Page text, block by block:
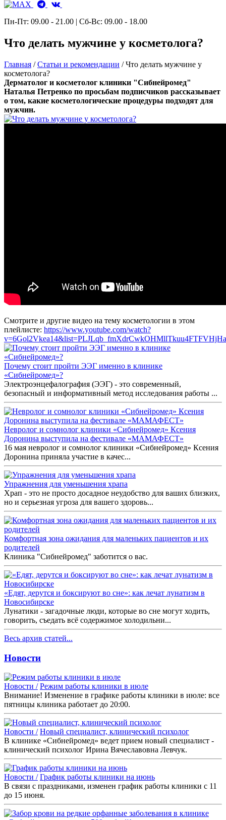
Пн-Пт: 09.00 - 21.00 | Сб-Вс: 09.00 - 18.00
Что делать мужчине у косметолога?
Главная /Статьи и рекомендации /Что делать мужчине у
косметолога?
Дерматолог и косметолог клиники "Сибнейромед"
Наталья Петренко по просьбам подписчиков рассказывает
о том, какие косметологические процедуры подходят для
мужчин.
Смотрите и другие видео на тему косметологии в этом
плейлисте: https://www.youtube.com/watch?
Почему стоит пройти ЭЭГ именно в клинике
«Сибнейромед»?
Электроэнцефалография (ЭЭГ) - это современный,
безопасный и информативный метод исследования работы ...
Невролог и сомнолог клиники «Сибнейромед» Ксения
Доронина выступила на фестивале «МАМАФЕСТ»
16 мая невролог и сомнолог клиники «Сибнейромед» Ксения
Доронина приняла участие в качес...
Упражнения для уменьшения храпа
Храп - это не просто досадное неудобство для ваших близких,
но и серьезная угроза для вашего здоровь...
Комфортная зона ожидания для маленьких пациентов и их
родителей
Клиника "Сибнейромед" заботится о вас.
«Едят, дерутся и боксируют во сне»: как лечат лунатизм в
Новосибирске
Лунатики - загадочные люди, которые во сне могут ходить,
говорить, съедать всё содержимое холодильни...
Весь архив статей...
Новости
Новости / Режим работы клиники в июле
Внимание! Изменение в графике работы клиники в июле: все
пятницы клиника работает до 20:00.
Новости / Новый специалист, клинический психолог
В клинике «Сибнейромед» ведет прием новый специалист -
клинический психолог Ирина Вячеславовна Левчук.
Новости / График работы клиники на июнь
В связи с праздниками, изменен график работы клиники с 11
до 15 июня.